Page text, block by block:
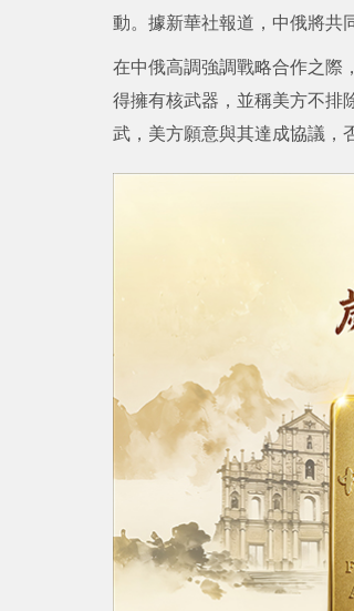
動。據新華社報道，中俄將共
在中俄高調強調戰略合作之際
得擁有核武器，並稱美方不排
武，美方願意與其達成協議，